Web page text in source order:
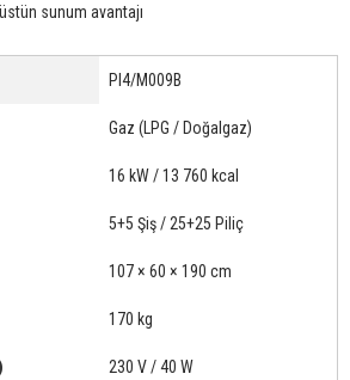
sunum avantajı
PI4/M009B
Gaz (LPG / Doğalgaz)
16 kW / 13 760 kcal
5+5 Şiş / 25+25 Piliç
107 × 60 × 190 cm
170 kg
230 V / 40 W